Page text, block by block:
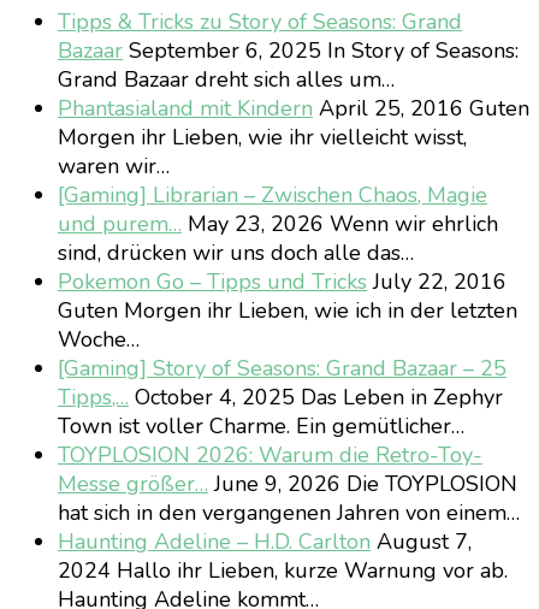
Tipps & Tricks zu Story of Seasons: Grand
Bazaar September 6, 2025 In Story of Seasons:
Grand Bazaar dreht sich alles um…
Phantasialand mit Kindern April 25, 2016 Guten
Morgen ihr Lieben, wie ihr vielleicht wisst,
waren wir…
[Gaming] Librarian – Zwischen Chaos, Magie
und purem… May 23, 2026 Wenn wir ehrlich
sind, drücken wir uns doch alle das…
Pokemon Go – Tipps und TricksJuly 22, 2016
Guten Morgen ihr Lieben, wie ich in der letzten
Woche…
[Gaming] Story of Seasons: Grand Bazaar – 25
Tipps,… October 4, 2025 Das Leben in Zephyr
Town ist voller Charme. Ein gemütlicher…
TOYPLOSION 2026: Warum die Retro-Toy-
Messe größer… June 9, 2026 Die TOYPLOSION
hat sich in den vergangenen Jahren von einem…
Haunting Adeline – H.D. Carlton August 7,
2024 Hallo ihr Lieben, kurze Warnung vor ab.
Haunting Adeline kommt…